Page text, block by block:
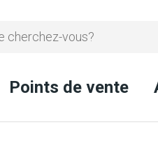
Points de vente